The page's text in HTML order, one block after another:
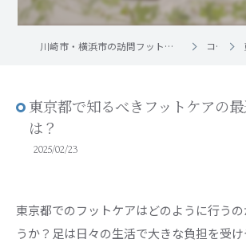
川崎市・横浜市の訪問フットケア｜足と爪のお手入れ屋さん foot grace コラム
東京都で知るべきフットケアの
は？
2025/02/23
東京都でのフットケアはどのように行う
うか？足は日々の生活で大きな負担を受